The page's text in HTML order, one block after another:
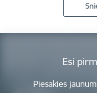
Esi
Piesakies